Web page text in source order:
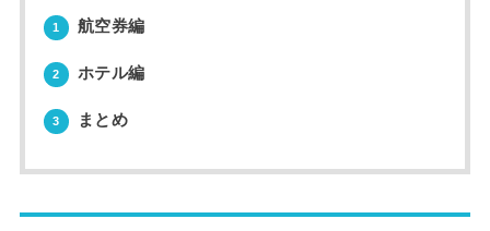
1 航空券編
2 ホテル編
3 まとめ